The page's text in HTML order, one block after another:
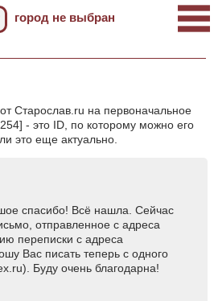
город не выбран
Старослав.ru на первоначальное
- это ID, по которому можно его
это еще актуально.
спасибо! Всё нашла. Сейчас
отправленное с адреса
переписки с адреса
Вас писать теперь с одного
Буду очень благодарна!